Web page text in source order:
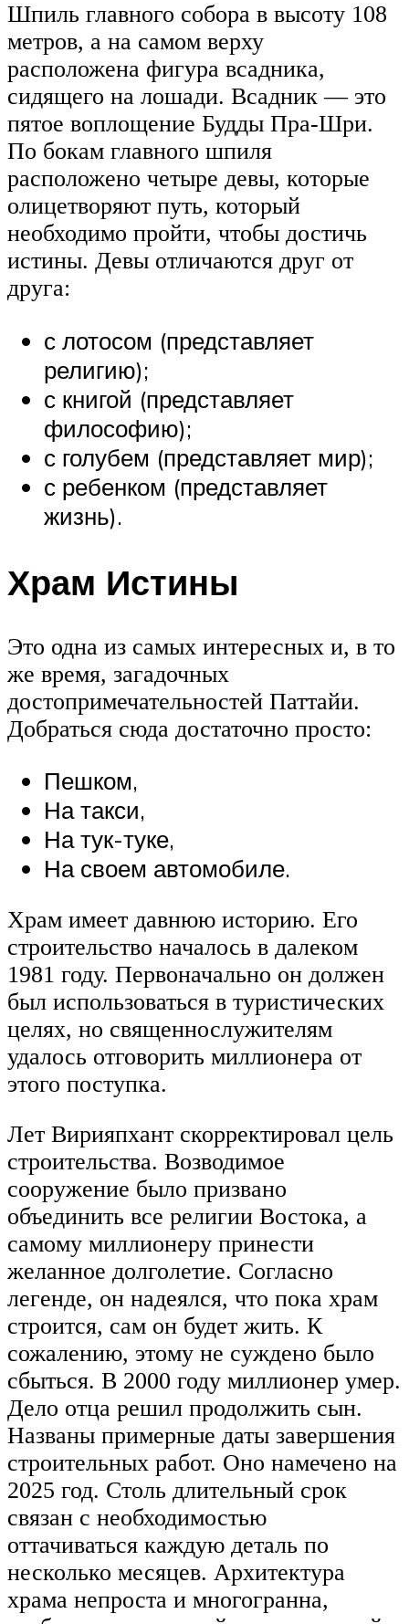
Шпиль главного собора в высоту 108
метров, а на самом верху
расположена фигура всадника,
сидящего на лошади. Всадник — это
пятое воплощение Будды Пра-Шри.
По бокам главного шпиля
расположено четыре девы, которые
олицетворяют путь, который
необходимо пройти, чтобы достичь
истины. Девы отличаются друг от
друга:
с лотосом (представляет
религию);
с книгой (представляет
философию);
с голубем (представляет мир);
с ребенком (представляет
жизнь).
Храм Истины
Это одна из самых интересных и, в то
же время, загадочных
достопримечательностей Паттайи.
Добраться сюда достаточно просто:
Пешком,
На такси,
На тук-туке,
На своем автомобиле.
Храм имеет давнюю историю. Его
строительство началось в далеком
1981 году. Первоначально он должен
был использоваться в туристических
целях, но священнослужителям
удалось отговорить миллионера от
этого поступка.
Лет Вирияпхант скорректировал цель
строительства. Возводимое
сооружение было призвано
объединить все религии Востока, а
самому миллионеру принести
желанное долголетие. Согласно
легенде, он надеялся, что пока храм
строится, сам он будет жить. К
сожалению, этому не суждено было
сбыться. В 2000 году миллионер умер.
Дело отца решил продолжить сын.
Названы примерные даты завершения
строительных работ. Оно намечено на
2025 год. Столь длительный срок
связан с необходимостью
оттачиваться каждую деталь по
несколько месяцев. Архитектура
храма непроста и многогранна,